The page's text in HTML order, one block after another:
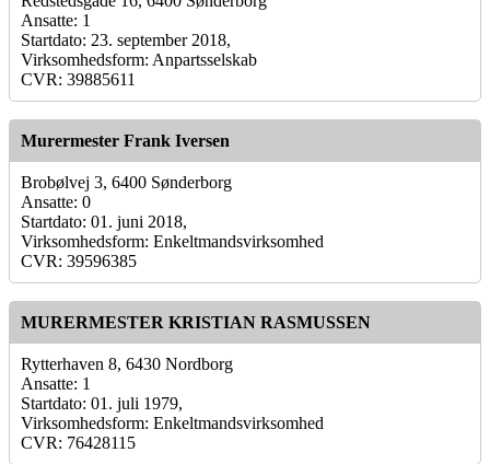
Ansatte: 1
Startdato: 23. september 2018,
Virksomhedsform: Anpartsselskab
CVR: 39885611
Murermester Frank Iversen
Brobølvej 3, 6400 Sønderborg
Ansatte: 0
Startdato: 01. juni 2018,
Virksomhedsform: Enkeltmandsvirksomhed
CVR: 39596385
MURERMESTER KRISTIAN RASMUSSEN
Rytterhaven 8, 6430 Nordborg
Ansatte: 1
Startdato: 01. juli 1979,
Virksomhedsform: Enkeltmandsvirksomhed
CVR: 76428115